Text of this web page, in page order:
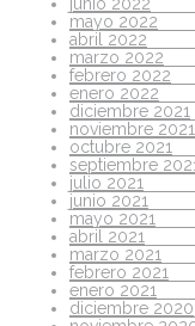
mayo 2022
abril 2022
marzo 2022
febrero 2022
enero 2022
diciembre 2021
noviembre 2021
octubre 2021
septiembre
julio 2021
junio 2021
mayo 2021
abril 2021
marzo 2021
febrero 2021
enero 2021
diciembre 2020